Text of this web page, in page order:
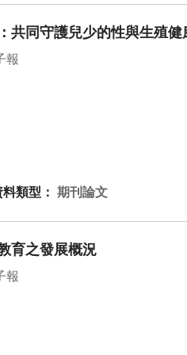
共同守護兒少的性與生殖健
報
料類型： 期刊論文
育之發展概況
報